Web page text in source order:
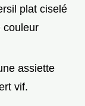
plat ciselé
couleur
assiette
vif.